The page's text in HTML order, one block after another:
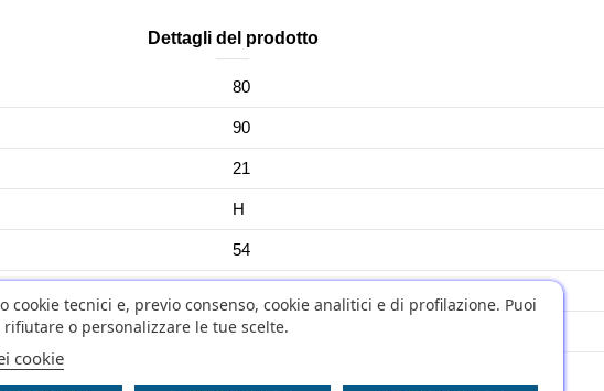
Dettagli del prodotto
80
90
21
H
54
NO
cookie tecnici e, previo consenso, cookie analitici e di profilazione. Puoi
rifiutare o personalizzare le tue scelte.
cookie